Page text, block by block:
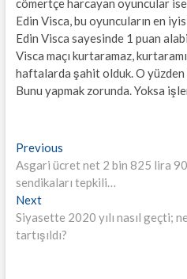
cömertçe harcayan oyuncular
Edin Visca, bu oyuncuların en
Edin Visca sayesinde 1 puan
Visca maçı kurtaramaz,
haftalarda şahit olduk. O
Bunu yapmak zorunda. Yoksa
Yazı
gezinmesi
PreviousPrevious
post:
Asgari ücret net 2 bin 825 lira
sendikaları tepkili…
NextNext
post:
Siyasette 2020 yılı nasıl geçti;
tartışıldı?